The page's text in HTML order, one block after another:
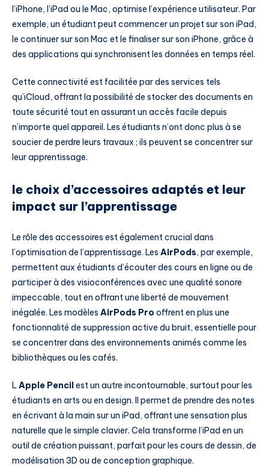
l’iPhone, l’iPad ou le Mac, optimise l’expérience utilisateur. Par
exemple, un étudiant peut commencer un projet sur son iPad,
le continuer sur son Mac et le finaliser sur son iPhone, grâce à
des applications qui synchronisent les données en temps réel.
Cette connectivité est facilitée par des services tels
qu’iCloud, offrant la possibilité de stocker des documents en
toute sécurité tout en assurant un accès facile depuis
n’importe quel appareil. Les étudiants n’ont donc plus à se
soucier de perdre leurs travaux ; ils peuvent se concentrer sur
leur apprentissage.
le choix d’accessoires adaptés et leur
impact sur l’apprentissage
Le rôle des accessoires est également crucial dans
l’optimisation de l’apprentissage. Les AirPods, par exemple,
permettent aux étudiants d’écouter des cours en ligne ou de
participer à des visioconférences avec une qualité sonore
impeccable, tout en offrant une liberté de mouvement
inégalée. Les modèles AirPods Pro offrent en plus une
fonctionnalité de suppression active du bruit, essentielle pour
se concentrer dans des environnements animés comme les
bibliothèques ou les cafés.
LApple Pencilest un autre incontournable, surtout pour les
étudiants en arts ou en design. Il permet de prendre des notes
en écrivant à la main sur un iPad, offrant une sensation plus
naturelle que le simple clavier. Cela transforme l’iPad en un
outil de création puissant, parfait pour les cours de dessin, de
modélisation 3D ou de conception graphique.